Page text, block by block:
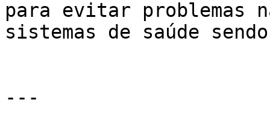
para evitar problemas
sistemas de saúde
---